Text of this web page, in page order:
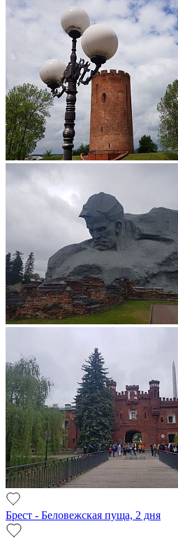
Брест - Беловежская пуща, 2 дня